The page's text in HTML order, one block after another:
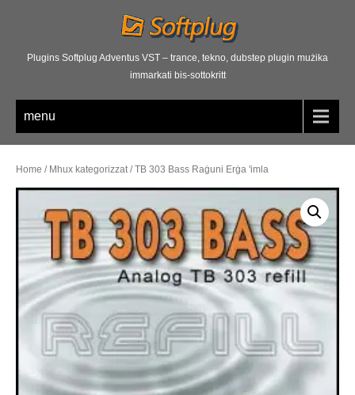
Plugins Softplug Adventus VST – trance, tekno, dubstep plugin mużika
immarkati bis-sottokritt
menu
Home / Mhux kategorizzat/ TB 303 Bass Raġuni Erġa 'imla